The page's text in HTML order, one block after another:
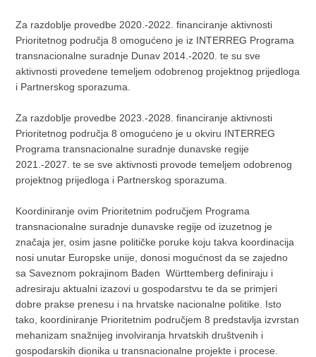
Za razdoblje provedbe 2020.-2022. financiranje aktivnosti
Prioritetnog područja 8 omogućeno je iz INTERREG Programa
transnacionalne suradnje Dunav 2014.-2020. te su sve
aktivnosti provedene temeljem odobrenog projektnog prijedloga
i Partnerskog sporazuma.
Za razdoblje provedbe 2023.-2028. financiranje aktivnosti
Prioritetnog područja 8 omogućeno je u okviru INTERREG
Programa transnacionalne suradnje dunavske regije
2021.-2027. te se sve aktivnosti provode temeljem odobrenog
projektnog prijedloga i Partnerskog sporazuma.
Koordiniranje ovim Prioritetnim područjem Programa
transnacionalne suradnje dunavske regije od izuzetnog je
značaja jer, osim jasne političke poruke koju takva koordinacija
nosi unutar Europske unije, donosi mogućnost da se zajedno
sa Saveznom pokrajinom Baden Württemberg definiraju i
adresiraju aktualni izazovi u gospodarstvu te da se primjeri
dobre prakse prenesu i na hrvatske nacionalne politike. Isto
tako, koordiniranje Prioritetnim područjem 8 predstavlja izvrstan
mehanizam snažnijeg involviranja hrvatskih društvenih i
gospodarskih dionika u transnacionalne projekte i procese.